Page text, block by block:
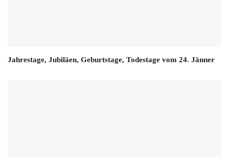
Jahrestage, Jubiläen, Geburtstage, Todestage vom 24. Jänner